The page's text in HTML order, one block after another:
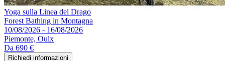
Yoga sulla Linea del Drago
Forest Bathing in Montagna
10/08/2026 - 16/08/2026
Piemonte, Oulx
Da 690 €
Richiedi informazioni